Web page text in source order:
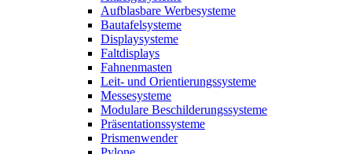
Aufblasbare Werbesysteme
Bautafelsysteme
Displaysysteme
Faltdisplays
Fahnenmasten
Leit- und Orientierungssysteme
Messesysteme
Modulare Beschilderungssysteme
Präsentationssysteme
Prismenwender